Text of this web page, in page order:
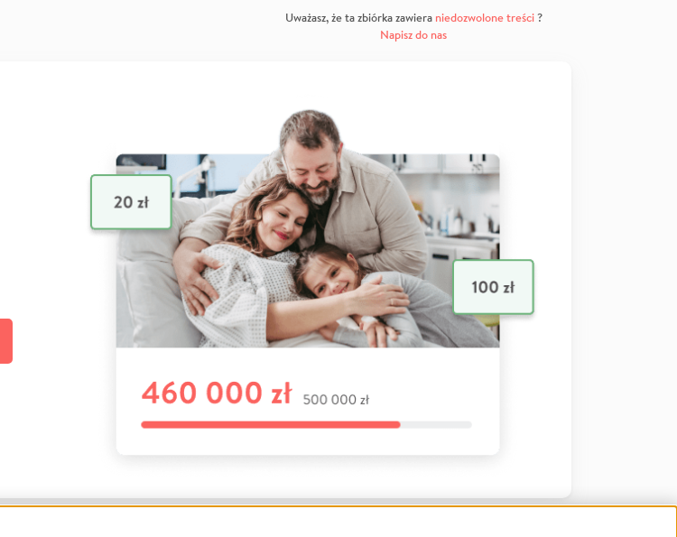
Uważasz, że ta zbiórka zawiera niedozwolone treści?
Napisz do nas